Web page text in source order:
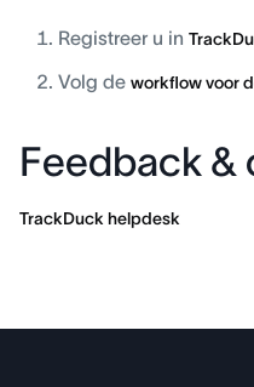
Registreer u in
Volg de workflow voor
Feedback &
TrackDuck helpdesk